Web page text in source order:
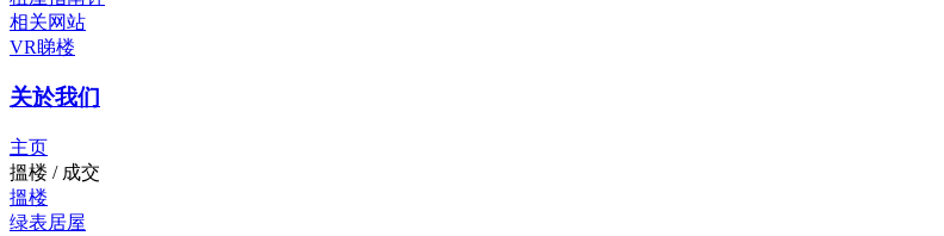
相关网站
VR睇楼
关於我们
主页
搵楼 / 成交
搵楼
绿表居屋